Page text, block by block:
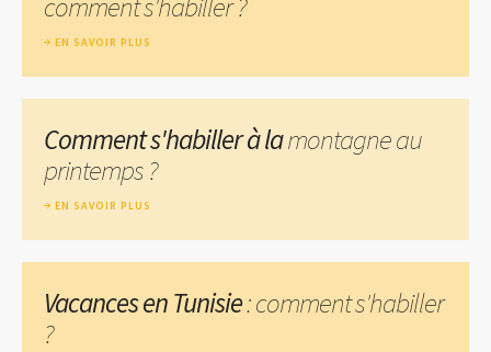
EN SAVOIR PLUS
Comment s'habiller à lamontagne au
printemps ?
EN SAVOIR PLUS
Vacances en Tunisie: comment s'habiller
?